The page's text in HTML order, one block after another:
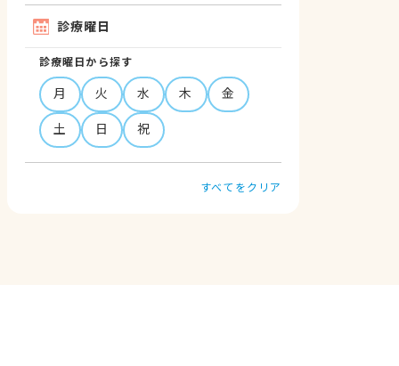
診療曜日
診療曜日から探す
月 火 水 木
金
土
日 祝
すべてをクリア